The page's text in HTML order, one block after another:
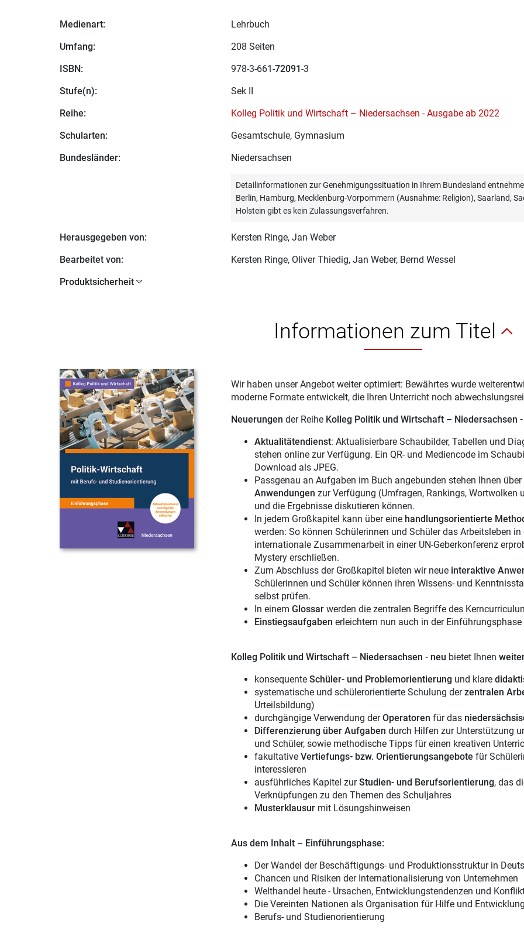
Medienart:
Lehrbuch
Umfang:
208 Seiten
ISBN:
978-3-661-72091-3
Stufe(n):
Sek II
Reihe:
Kolleg Politik und Wirtschaft – Niedersachsen - Ausgabe ab 2022
Schularten:
Gesamtschule, Gymnasium
Bundesländer:
Niedersachsen
Detailinformationen zur Genehmigungssituation in Ihrem Bundesland
Berlin, Hamburg, Mecklenburg-Vorpommern (Ausnahme: Religion), Saarland,
Holstein gibt es kein Zulassungsverfahren.
Herausgegeben von: Kersten Ringe, Jan Weber
Bearbeitet von:
Kersten Ringe, Oliver Thiedig, Jan Weber, Bernd Wessel
Produktsicherheit
Informationen zum Titel
Wir haben unser Angebot weiter optimiert: Bewährtes wurde
moderne Formate entwickelt, die Ihren Unterricht noch
Neuerungen der Reihe Kolleg Politik und Wirtschaft – Niedersachsen
Aktualitätendienst: Aktualisierbare Schaubilder, Tabellen und
stehen online zur Verfügung. Ein QR- und Mediencode im
Download als JPEG.
Passgenau an Aufgaben im Buch angebunden stehen Ihnen
Anwendungen zur Verfügung (Umfragen, Rankings, Wortwolken
und die Ergebnisse diskutieren können.
In jedem Großkapitel kann über eine handlungsorientierte
werden: So können Schülerinnen und Schüler das Arbeitsleben
internationale Zusammenarbeit in einer UN-Geberkonferenz
Mystery erschließen.
Zum Abschluss der Großkapitel bieten wir neue interaktive
Schülerinnen und Schüler können ihren Wissens- und
selbst prüfen.
In einem Glossar werden die zentralen Begriffe des
Einstiegsaufgaben erleichtern nun auch in der
Kolleg Politik und Wirtschaft – Niedersachsen - neu bietet Ihnen
konsequente Schüler- und Problemorientierung und klare
systematische und schülerorientierte Schulung derzentralen
Urteilsbildung)
durchgängige Verwendung derOperatoren für das
Differenzierung über Aufgaben durch Hilfen zur Unterstützung
und Schüler, sowie methodische Tipps für einen kreativen
fakultative Vertiefungs- bzw. Orientierungsangebote für
interessieren
ausführliches Kapitel zurStudien- und Berufsorientierung, das
Verknüpfungen zu den Themen des Schuljahres
Musterklausur mit Lösungshinweisen
Aus dem Inhalt – Einführungsphase:
Der Wandel der Beschäftigungs- und Produktionsstruktur in
Chancen und Risiken der Internationalisierung von Unternehmen
Welthandel heute - Ursachen, Entwicklungstendenzen und
Die Vereinten Nationen als Organisation für Hilfe und Entwicklung
Berufs- und Studienorientierung